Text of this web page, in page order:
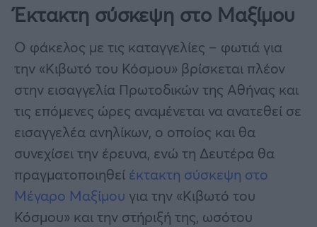
Έκτακτη σύσκεψη στο Μαξίμου
Ο φάκελος με τις καταγγελίες – φωτιά για
την «Κιβωτό του Κόσμου» βρίσκεται πλέον
στην εισαγγελία Πρωτοδικών της Αθήνας και
τις επόμενες ώρες αναμένεται να ανατεθεί σε
εισαγγελέα ανηλίκων, ο οποίος και θα
συνεχίσει την έρευνα, ενώ τη Δευτέρα θα
πραγματοποιηθεί έκτακτη σύσκεψη στο
Μέγαρο Μαξίμου για την «Κιβωτό του
Κόσμου» και την στήριξή της, ωσότου